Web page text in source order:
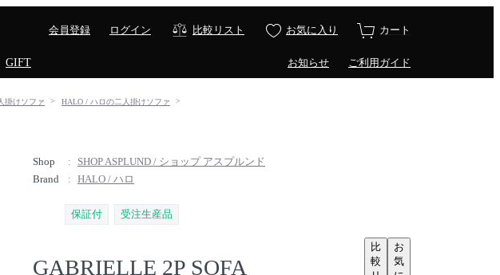
会員登録 ログイン 比較リスト お気に入り カート
GIFT お知らせ ご利用ガイド
掛けソファ
HALO / ハロの二人掛けソファ
Shop
SHOP ASPLUND / ショップ アスプルンド
Brand
HALO / ハロ
保証付 受注生産品
GABRIELLE 2P SOFA
比
較
お
気